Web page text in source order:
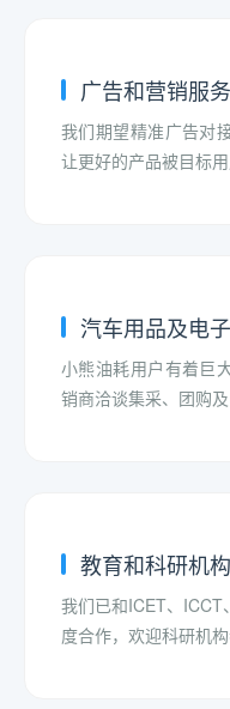
广告和营销服
我们期望精准广告对
让更好的产品被目标用
汽车用品及电
小熊油耗用户有着巨
销商洽谈集采、团购及
教育和科研机构
我们已和ICET、
度合作，欢迎科研机